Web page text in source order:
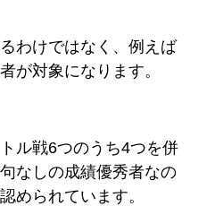
わけではなく、例えば
が対象になります。
ル戦6つのうち4つを併
なしの成績優秀者なの
められています。